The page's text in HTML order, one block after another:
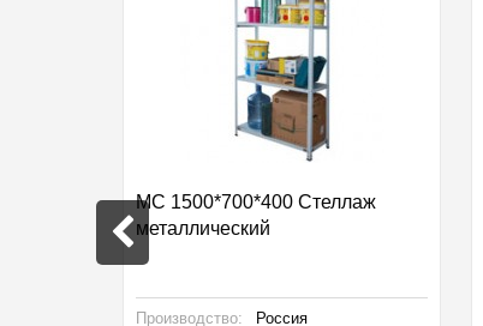
МC 1500*700*400 Стеллаж
металлический
Производство: Россия